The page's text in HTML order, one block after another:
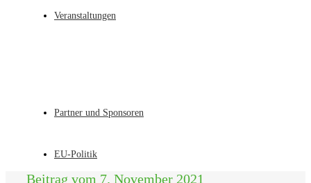
Veranstaltungen
Partner und Sponsoren
EU-Politik
Beitrag vom 7. November 2021